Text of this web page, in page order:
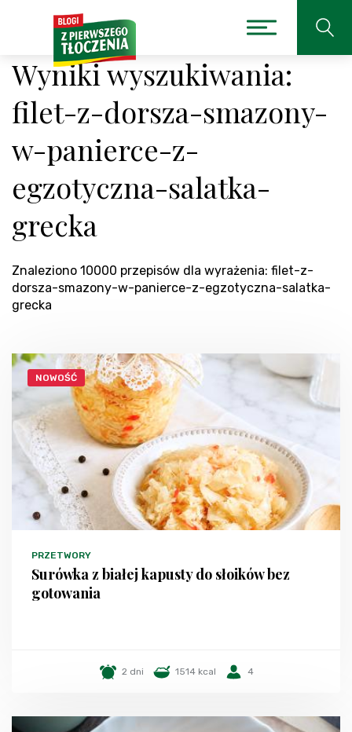
Wyniki wyszukiwania:
filet-z-dorsza-smazony-
w-panierce-z-
egzotyczna-salatka-
grecka
Znaleziono 10000 przepisów dla wyrażenia: filet-z-
dorsza-smazony-w-panierce-z-egzotyczna-salatka-
grecka
NOWOŚĆ
PRZETWORY
Surówka z białej kapusty do słoików bez
gotowania
2 dni 1514 kcal 4